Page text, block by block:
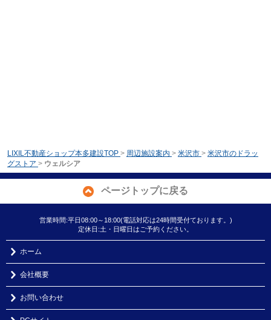
LIXIL不動産ショップ本多建設TOP > 周辺施設案内 > 米沢市 > 米沢市のドラッ
グストア > ウェルシア
ページトップに戻る
営業時間:平日08:00～18:00(電話対応は24時間受付ております。)
定休日:土・日曜日はご予約ください。
ホーム
会社概要
お問い合わせ